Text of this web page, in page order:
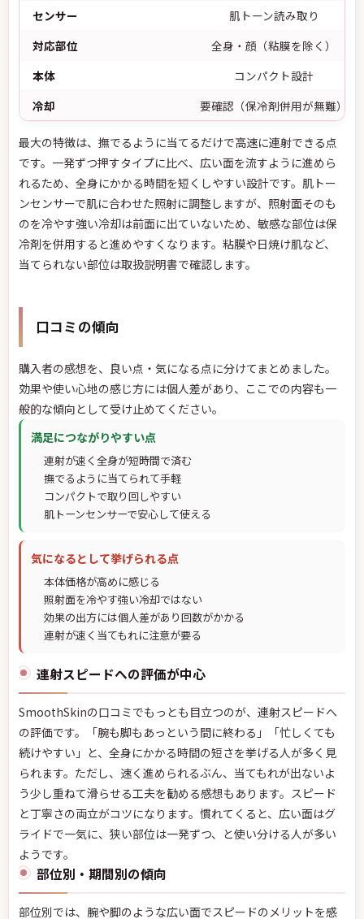
センサー
肌トーン読み取り
対応部位
全身・顔（粘膜を除く）
本体
コンパクト設計
冷却
要確認（保冷剤併用が無難）
最大の特徴は、撫でるように当てるだけで高速に連射できる点
です。一発ずつ押すタイプに比べ、広い面を流すように進めら
れるため、全身にかかる時間を短くしやすい設計です。肌トー
ンセンサーで肌に合わせた照射に調整しますが、照射面そのも
のを冷やす強い冷却は前面に出ていないため、敏感な部位は保
冷剤を併用すると進めやすくなります。粘膜や日焼け肌など、
当てられない部位は取扱説明書で確認します。
口コミの傾向
購入者の感想を、良い点・気になる点に分けてまとめました。
効果や使い心地の感じ方には個人差があり、ここでの内容も一
般的な傾向として受け止めてください。
満足につながりやすい点
連射が速く全身が短時間で済む
撫でるように当てられて手軽
コンパクトで取り回しやすい
肌トーンセンサーで安心して使える
気になるとして挙げられる点
本体価格が高めに感じる
照射面を冷やす強い冷却ではない
効果の出方には個人差があり回数がかかる
連射が速く当てもれに注意が要る
連射スピードへの評価が中心
SmoothSkinの口コミでもっとも目立つのが、連射スピードへ
の評価です。「腕も脚もあっという間に終わる」「忙しくても
続けやすい」と、全身にかかる時間の短さを挙げる人が多く見
られます。ただし、速く進められるぶん、当てもれが出ないよ
う少し重ねて滑らせる工夫を勧める感想もあります。スピード
と丁寧さの両立がコツになります。慣れてくると、広い面はグ
ライドで一気に、狭い部位は一発ずつ、と使い分ける人が多い
ようです。
部位別・期間別の傾向
部位別では、腕や脚のような広い面でスピードのメリットを感